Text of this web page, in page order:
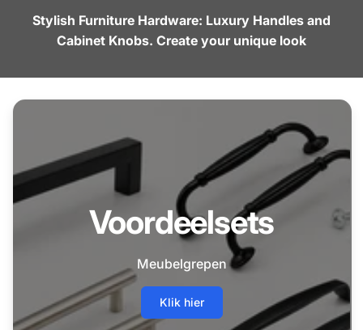
Stylish Furniture Hardware: Luxury Handles and
Cabinet Knobs. Create your unique look
Voordeelsets
Meubelgrepen
Klik hier